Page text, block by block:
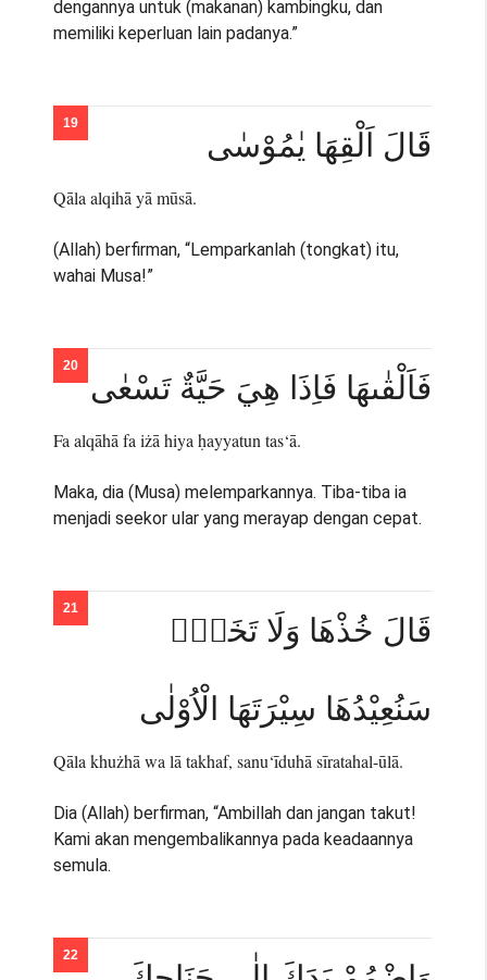
dengannya untuk (makanan) kambingku, dan
memiliki keperluan lain padanya.”
قَالَ اَلْقِهَا يٰمُوْسٰى
Qāla alqihā yā mūsā.
(Allah) berfirman, “Lemparkanlah (tongkat) itu,
wahai Musa!”
فَاَلْقٰىهَا فَاِذَا هِيَ حَيَّةٌ تَسْعٰى
Fa alqāhā fa iżā hiya ḥayyatun tas‘ā.
Maka, dia (Musa) melemparkannya. Tiba-tiba ia
menjadi seekor ular yang merayap dengan cepat.
قَالَ خُذْهَا وَلَا تَخَفْۗ
سَنُعِيْدُهَا سِيْرَتَهَا الْاُوْلٰى
Qāla khużhā wa lā takhaf, sanu‘īduhā sīratahal-ūlā.
Dia (Allah) berfirman, “Ambillah dan jangan takut!
Kami akan mengembalikannya pada keadaannya
semula.